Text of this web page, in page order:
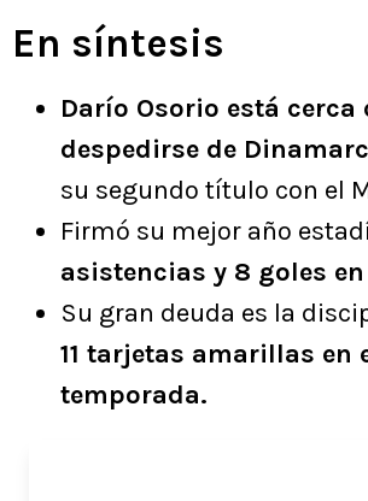
En síntesis
Darío Osorio está cerca
despedirse de
su segundo título con el
Firmó su mejor año
asistencias y 8 goles
Su gran deuda es la
11 tarjetas amarillas en
temporada.